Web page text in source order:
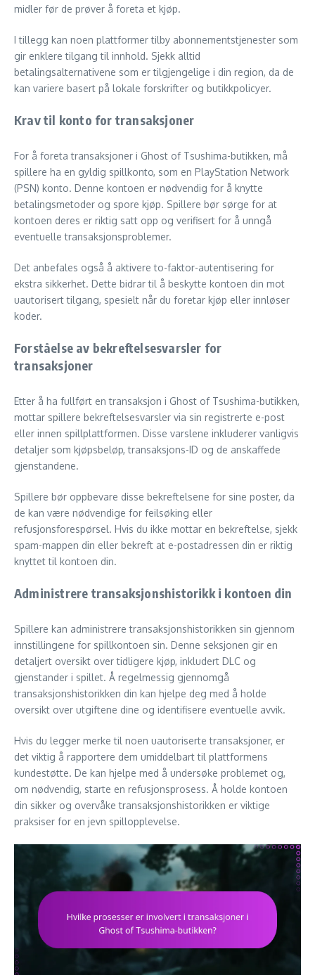
midler før de prøver å foreta et kjøp.
I tillegg kan noen plattformer tilby abonnementstjenester som
gir enklere tilgang til innhold. Sjekk alltid
betalingsalternativene som er tilgjengelige i din region, da de
kan variere basert på lokale forskrifter og butikkpolicyer.
Krav til konto for transaksjoner
For å foreta transaksjoner i Ghost of Tsushima-butikken, må
spillere ha en gyldig spillkonto, som en PlayStation Network
(PSN) konto. Denne kontoen er nødvendig for å knytte
betalingsmetoder og spore kjøp. Spillere bør sørge for at
kontoen deres er riktig satt opp og verifisert for å unngå
eventuelle transaksjonsproblemer.
Det anbefales også å aktivere to-faktor-autentisering for
ekstra sikkerhet. Dette bidrar til å beskytte kontoen din mot
uautorisert tilgang, spesielt når du foretar kjøp eller innløser
koder.
Forståelse av bekreftelsesvarsler for
transaksjoner
Etter å ha fullført en transaksjon i Ghost of Tsushima-butikken,
mottar spillere bekreftelsesvarsler via sin registrerte e-post
eller innen spillplattformen. Disse varslene inkluderer vanligvis
detaljer som kjøpsbeløp, transaksjons-ID og de anskaffede
gjenstandene.
Spillere bør oppbevare disse bekreftelsene for sine poster, da
de kan være nødvendige for feilsøking eller
refusjonsforespørsel. Hvis du ikke mottar en bekreftelse, sjekk
spam-mappen din eller bekreft at e-postadressen din er riktig
knyttet til kontoen din.
Administrere transaksjonshistorikk i kontoen din
Spillere kan administrere transaksjonshistorikken sin gjennom
innstillingene for spillkontoen sin. Denne seksjonen gir en
detaljert oversikt over tidligere kjøp, inkludert DLC og
gjenstander i spillet. Å regelmessig gjennomgå
transaksjonshistorikken din kan hjelpe deg med å holde
oversikt over utgiftene dine og identifisere eventuelle avvik.
Hvis du legger merke til noen uautoriserte transaksjoner, er
det viktig å rapportere dem umiddelbart til plattformens
kundestøtte. De kan hjelpe med å undersøke problemet og,
om nødvendig, starte en refusjonsprosess. Å holde kontoen
din sikker og overvåke transaksjonshistorikken er viktige
praksiser for en jevn spillopplevelse.